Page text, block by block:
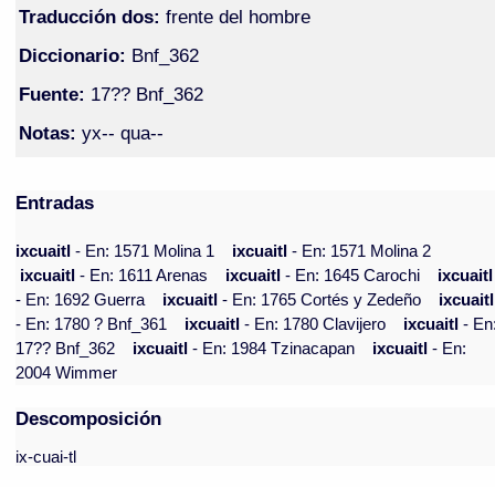
Traducción dos: frente del hombre
Diccionario: Bnf_362
Fuente: 17?? Bnf_362
Notas: yx-- qua--
Entradas
ixcuaitl- En: 1571 Molina 1 ixcuaitl- En: 1571 Molina 2
ixcuaitl- En: 1611 Arenas ixcuaitl- En: 1645 Carochi
ixcuaitl
- En: 1692 Guerra
ixcuaitl- En: 1765 Cortés y Zedeño
ixcuaitl
- En: 1780 ? Bnf_361
ixcuaitl- En: 1780 Clavijero ixcuaitl-
17?? Bnf_362
ixcuaitl- En: 1984 Tzinacapan ixcuaitl- En:
2004 Wimmer
Descomposición
ix-cuai-tl